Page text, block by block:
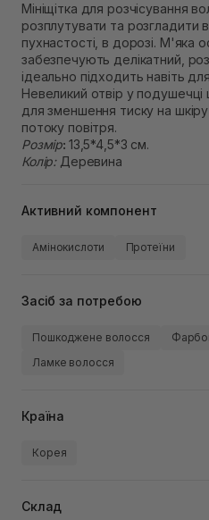
Мініщітка для розчісування
розплутувати та розгладити
пухнастості, в дорозі. М'яка
забезпечують делікатний,
ідеально підходить навіть
Невеликий отвір у
для зменшення тиску на
потоку повітря.
Розмір: 13,5*4,5*3 см.
Колір: Деревина
Активний компонент
Амінокислоти Протеїни
Засіб за потребою
Пошкоджене волосся
Ламке волосся
Країна
Корея
Склад